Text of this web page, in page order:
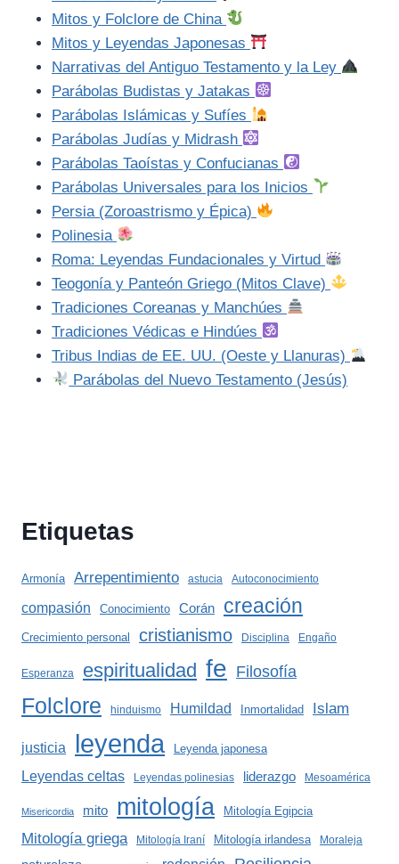
Mitos y Folclore de China
Mitos y Leyendas Japonesas
Narrativas del Antiguo Testamento y la Ley
Parábolas Budistas y Jatakas
Parábolas Islámicas y Sufíes
Parábolas Judías y Midrash
Parábolas Taoístas y Confucianas
Parábolas Universales para los Inicios
Persia (Zoroastrismo y Épica)
Polinesia
Roma: Leyendas Fundacionales y Virtud
Teogonía y Panteón Griego (Mitos Clave)
Tradiciones Coreanas y Manchúes
Tradiciones Védicas e Hindúes
Tribus Indias de EE. UU. (Oeste y Llanuras)
Parábolas del Nuevo Testamento (Jesús)
Etiquetas
Armonía Arrepentimiento astucia Autoconocimiento
compasión Conocimiento Corán creación
Crecimiento personal cristianismo Disciplina Engaño
Esperanza espiritualidad fe Filosofía
Folclore hinduismo Humildad Inmortalidad Islam
justicia leyenda Leyenda japonesa
Leyendas celtas Leyendas polinesias liderazgo Mesoamérica
Misericordia mito mitología Mitología Egipcia
Mitología griega Mitología Iraní Mitología irlandesa Moraleja